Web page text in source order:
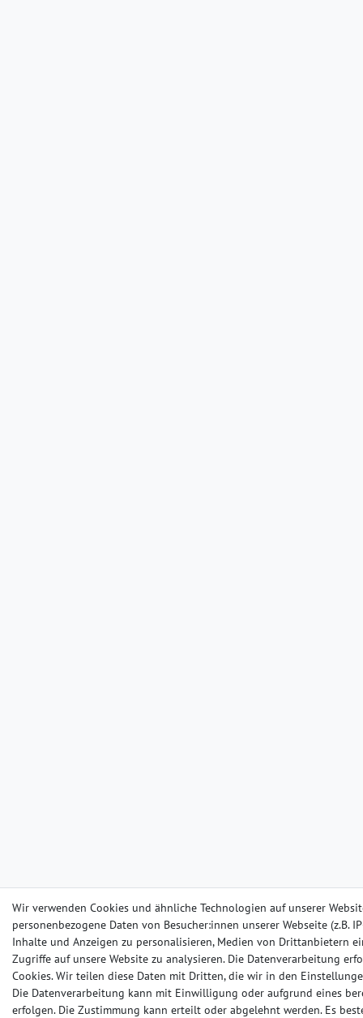
Wir verwenden Cookies und ähnliche Technologien auf unserer
personenbezogene Daten von Besucher:innen unserer Webseite (z.B.
Inhalte und Anzeigen zu personalisieren, Medien von Drittanbietern
Zugriffe auf unsere Website zu analysieren. Die Datenverarbeitung
Cookies. Wir teilen diese Daten mit Dritten, die wir in den
Die Datenverarbeitung kann mit Einwilligung oder aufgrund eines
erfolgen. Die Zustimmung kann erteilt oder abgelehnt werden. Es